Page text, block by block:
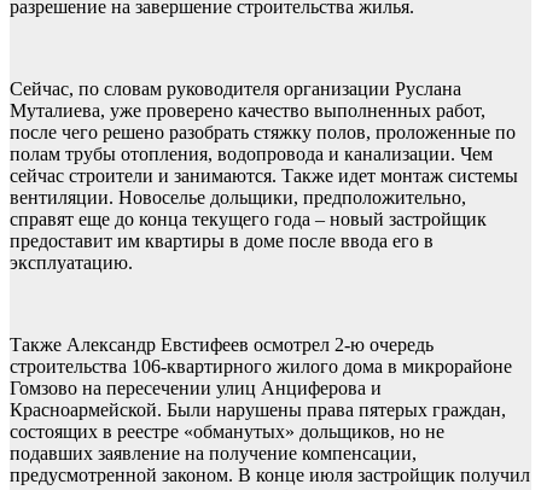
разрешение на завершение строительства жилья.
Сейчас, по словам руководителя организации Руслана
Муталиева, уже проверено качество выполненных работ,
после чего решено разобрать стяжку полов, проложенные по
полам трубы отопления, водопровода и канализации. Чем
сейчас строители и занимаются. Также идет монтаж системы
вентиляции. Новоселье дольщики, предположительно,
справят еще до конца текущего года – новый застройщик
предоставит им квартиры в доме после ввода его в
эксплуатацию.
Также Александр Евстифеев осмотрел 2-ю очередь
строительства 106-квартирного жилого дома в микрорайоне
Гомзово на пересечении улиц Анциферова и
Красноармейской. Были нарушены права пятерых граждан,
состоящих в реестре «обманутых» дольщиков, но не
подавших заявление на получение компенсации,
предусмотренной законом. В конце июля застройщик получил